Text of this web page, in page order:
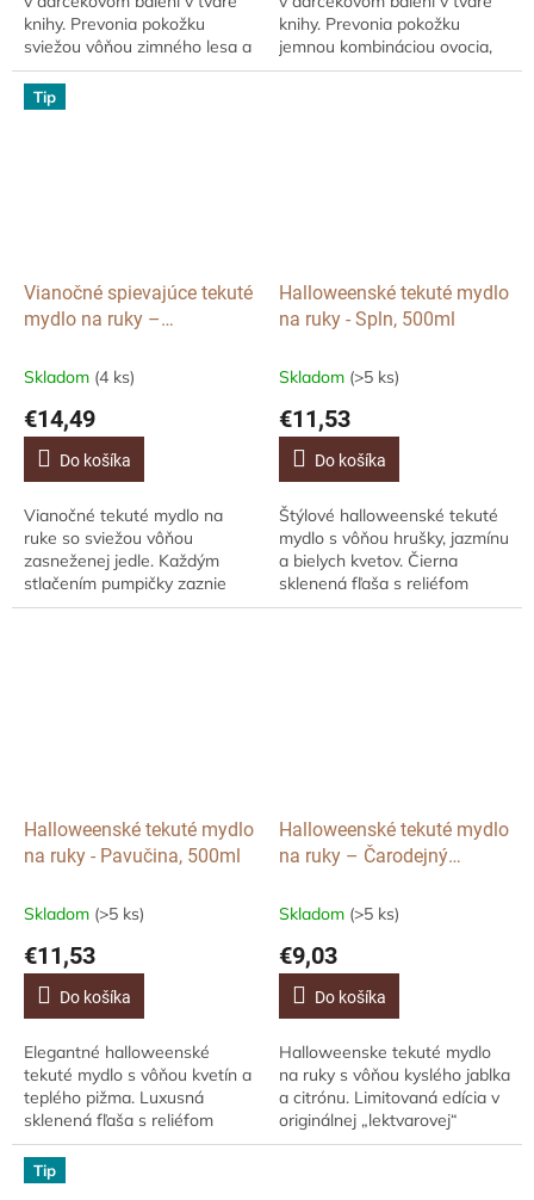
knihy. Prevonia pokožku
sviežou vôňou zimného lesa a
stane sa originálnym
doplnkom aj krásnym
darčekom pod stromček.
knihy. Prevonia pokožku
jemnou kombináciou ovocia,
kvetov a pižma, ktorá navodí
Tip
Vianočné spievajúce tekuté
mydlo na ruky –
Skladom (4 ks)
€14,49
Do košíka
Vianočné tekuté mydlo na
ruke so sviežou vôňou
zasneženej jedle. Každým
stlačením pumpičky zaznie
obľúbená koleda „Jingle Bells“,
Halloweenské tekuté mydlo
na ruky - Spln, 500ml
Skladom (>5 ks)
€11,53
Do košíka
Štýlové halloweenské tekuté
mydlo s vôňou hrušky, jazmínu
a bielych kvetov. Čierna
sklenená fľaša s reliéfom
netopierov a kovovým
Halloweenské tekuté mydlo
na ruky - Pavučina, 500ml
Skladom (>5 ks)
€11,53
Do košíka
Elegantné halloweenské
tekuté mydlo s vôňou kvetín a
teplého pižma. Luxusná
sklenená fľaša s reliéfom
pavučiny a kovovým pavúkom
sa stane ozdobou vašej
kúpeľne aj strašidelnej...
Halloweenské tekuté mydlo
na ruky – Čarodejný
Skladom (>5 ks)
€9,03
Do košíka
Halloweenske tekuté mydlo
na ruky s vôňou kyslého jablka
a citrónu. Limitovaná edícia v
originálnej „lektvarovej“
sklenenej fľaši – kúzelná
Tip